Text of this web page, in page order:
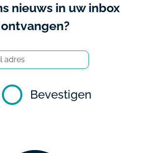
nieuws in uw inbox
ontvangen?
Bevestigen